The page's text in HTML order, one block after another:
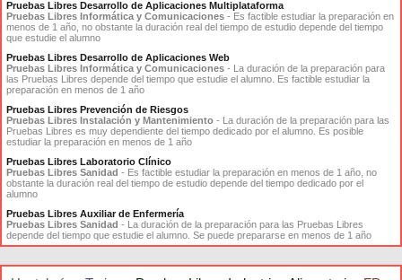
Pruebas Libres Desarrollo de Aplicaciones Multiplataforma
Pruebas Libres Informática y Comunicaciones - Es factible estudiar la preparación en
menos de 1 año, no obstante la duración real del tiempo de estudio depende del tiempo
que estudie el alumno
Pruebas Libres Desarrollo de Aplicaciones Web
Pruebas Libres Informática y Comunicaciones - La duración de la preparación para
las Pruebas Libres depende del tiempo que estudie el alumno. Es factible estudiar la
preparación en menos de 1 año
Pruebas Libres Prevención de Riesgos
Pruebas Libres Instalación y Mantenimiento - La duración de la preparación para las
Pruebas Libres es muy dependiente del tiempo dedicado por el alumno. Es posible
estudiar la preparación en menos de 1 año
Pruebas Libres Laboratorio Clínico
Pruebas Libres Sanidad - Es factible estudiar la preparación en menos de 1 año, no
obstante la duración real del tiempo de estudio depende del tiempo dedicado por el
alumno
Pruebas Libres Auxiliar de Enfermería
Pruebas Libres Sanidad - La duración de la preparación para las Pruebas Libres
depende del tiempo que estudie el alumno. Se puede prepararse en menos de 1 año